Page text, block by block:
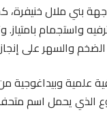
جهة بني ملال
واستجمام
والسهر على
علمية
يحمل اسم متحف